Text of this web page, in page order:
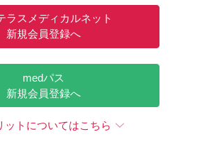
ラスメディカルネット
新規会員登録へ
medパス
新規会員登録へ
ットについてはこちら